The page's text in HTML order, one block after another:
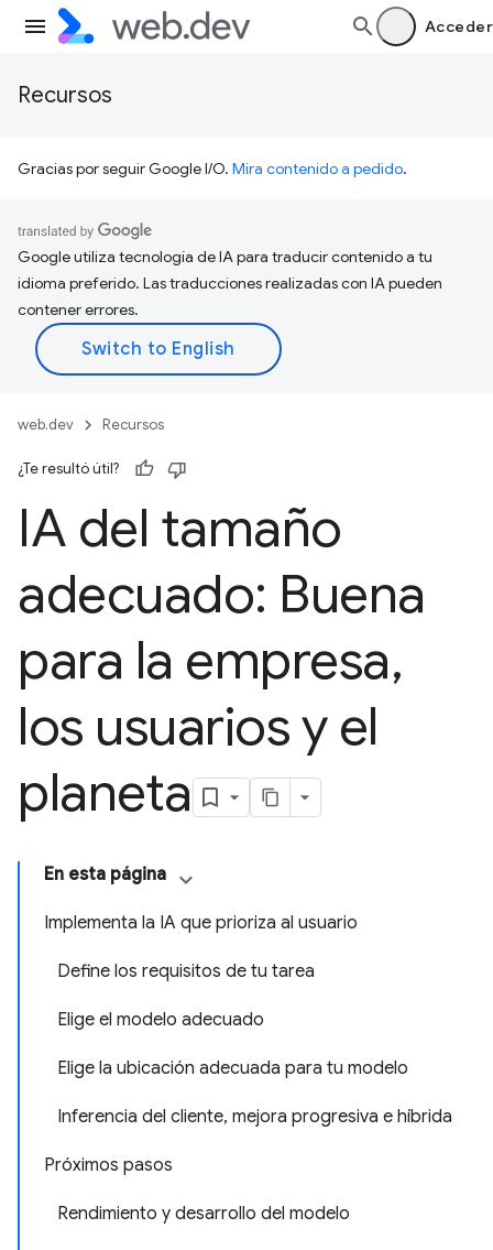
Acceder
Recursos
Gracias por seguir Google I/O. Mira contenido a pedido.
Google utiliza tecnología de IA para traducir contenido a tu
idioma preferido. Las traducciones realizadas con IA pueden
contener errores.
web.dev Recursos
¿Te resultó útil?
IA del tamaño
adecuado: Buena
para la empresa,
los usuarios y el
planeta
En esta página
Implementa la IA que prioriza al usuario
Define los requisitos de tu tarea
Elige el modelo adecuado
Elige la ubicación adecuada para tu modelo
Inferencia del cliente, mejora progresiva e híbrida
Próximos pasos
Rendimiento y desarrollo del modelo